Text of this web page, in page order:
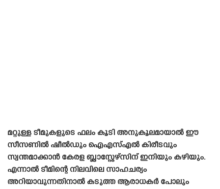
മറ്റുള്ള ടീമുകളുടെ ഫലം കൂടി അനുകൂലമായാൽ ഈ
സീസണിൽ ഷീൽഡും ഐഎസ്എൽ കിരീടവും
സ്വന്തമാക്കാൻ കേരള ബ്ലാസ്റ്റേഴ്‌സിന് ഇനിയും കഴിയും.
എന്നാൽ ടീമിന്റെ നിലവിലെ സാഹചര്യം
അറിയാവുന്നതിനാൽ കടുത്ത ആരാധകർ പോലും